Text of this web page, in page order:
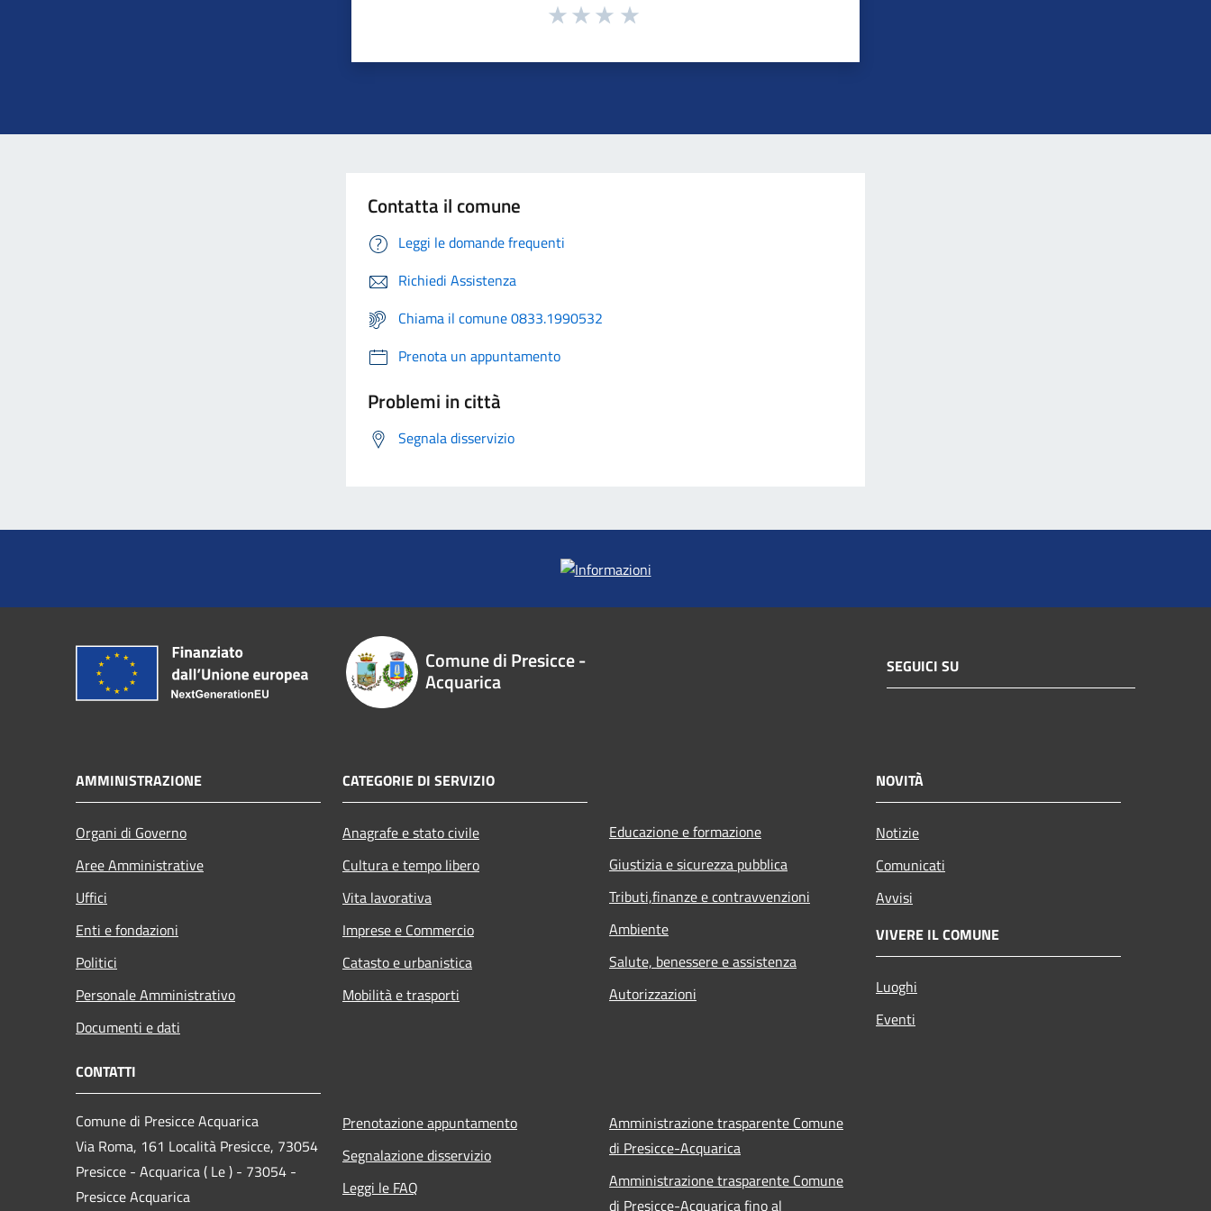
Contatta il comune
Leggi le domande frequenti
Richiedi Assistenza
Chiama il comune 0833.1990532
Prenota un appuntamento
Problemi in città
Segnala disservizio
Comune di Presicce -
Acquarica
SEGUICI SU
AMMINISTRAZIONE
Organi di Governo
Aree Amministrative
Uffici
Enti e fondazioni
Politici
Personale Amministrativo
Documenti e dati
CATEGORIE DI SERVIZIO
Anagrafe e stato civile
Cultura e tempo libero
Vita lavorativa
Imprese e Commercio
Catasto e urbanistica
Mobilità e trasporti
Educazione e formazione
Giustizia e sicurezza pubblica
Tributi,finanze e contravvenzioni
Ambiente
Salute, benessere e assistenza
Autorizzazioni
NOVITÀ
Notizie
Comunicati
Avvisi
VIVERE IL COMUNE
Luoghi
Eventi
CONTATTI
Comune di Presicce Acquarica
Via Roma, 161 Località Presicce, 73054
Presicce - Acquarica ( Le ) - 73054 -
Presicce Acquarica
Prenotazione appuntamento
Segnalazione disservizio
Leggi le FAQ
Amministrazione trasparente Comune
di Presicce-Acquarica
Amministrazione trasparente Comune
di Presicce-Acquarica fino al